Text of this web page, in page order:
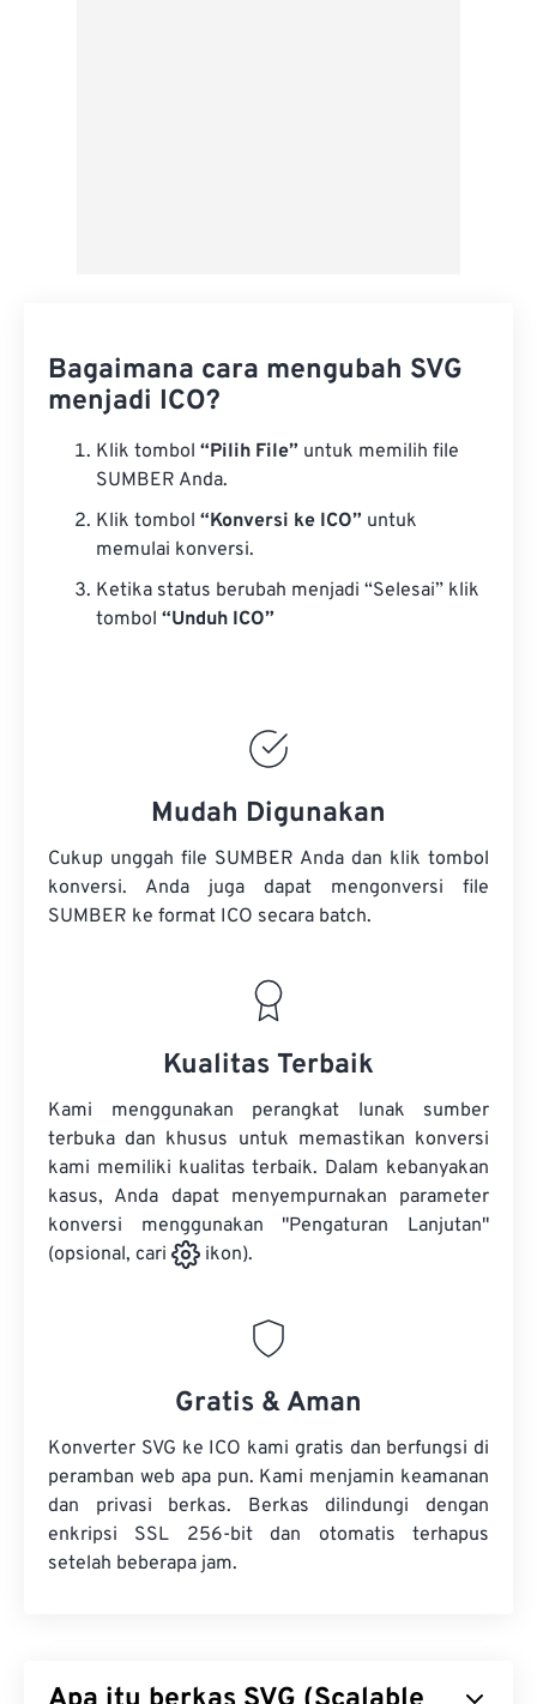
Bagaimana cara mengubah SVG
menjadi ICO?
Klik tombol “Pilih File” untuk memilih file
SUMBER Anda.
Klik tombol “Konversi ke ICO” untuk
memulai konversi.
Ketika status berubah menjadi “Selesai” klik
tombol “Unduh ICO”
Mudah Digunakan
Cukup unggah file SUMBER Anda dan klik tombol
konversi. Anda juga dapat mengonversi file
SUMBER ke format ICO secara batch.
Kualitas Terbaik
Kami menggunakan perangkat lunak sumber
terbuka dan khusus untuk memastikan konversi
kami memiliki kualitas terbaik. Dalam kebanyakan
kasus, Anda dapat menyempurnakan parameter
konversi menggunakan "Pengaturan Lanjutan"
(opsional, cari
ikon).
Gratis & Aman
Konverter SVG ke ICO kami gratis dan berfungsi di
peramban web apa pun. Kami menjamin keamanan
dan privasi berkas. Berkas dilindungi dengan
enkripsi SSL 256-bit dan otomatis terhapus
setelah beberapa jam.